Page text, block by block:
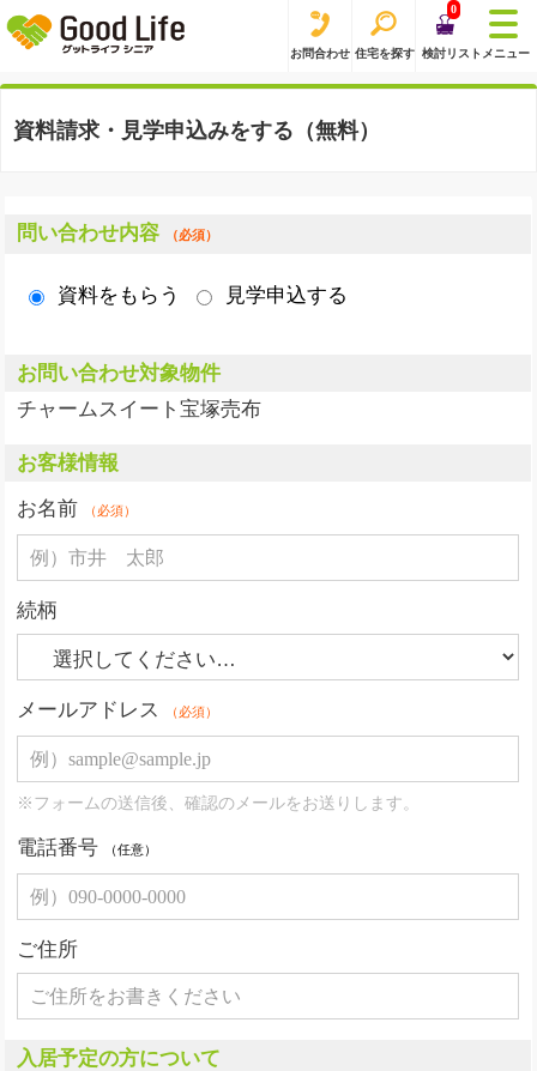
お問合わせ 住宅を探す
0
検討リスト メニュー
資料請求・見学申込みをする（無料）
問い合わせ内容 （必須）
資料をもらう 見学申込する
お問い合わせ対象物件
チャームスイート宝塚売布
お客様情報
お名前
（必須）
続柄
メールアドレス （必須）
※フォームの送信後、確認のメールをお送りします。
電話番号 （任意）
ご住所
入居予定の方について